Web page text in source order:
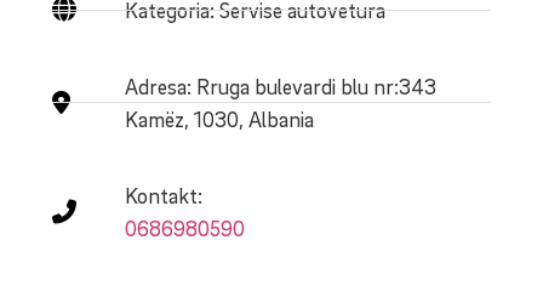
Kategoria: Servise autovetura
Adresa: Rruga bulevardi blu nr:343
Kamëz, 1030, Albania
Kontakt:
0686980590